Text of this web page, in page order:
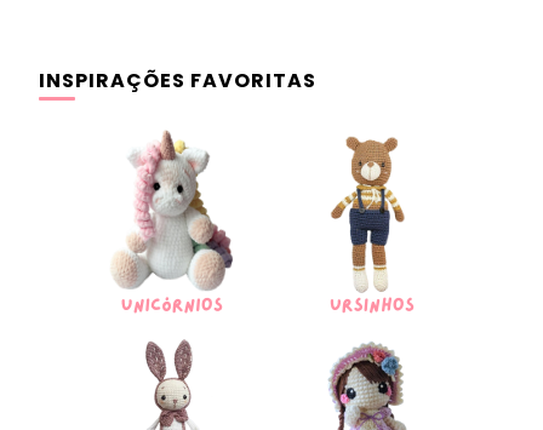
INSPIRAÇÕES FAVORITAS